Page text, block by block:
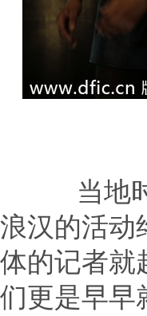
图
当地时
浪汉的活动
体的记者就
们更是早早